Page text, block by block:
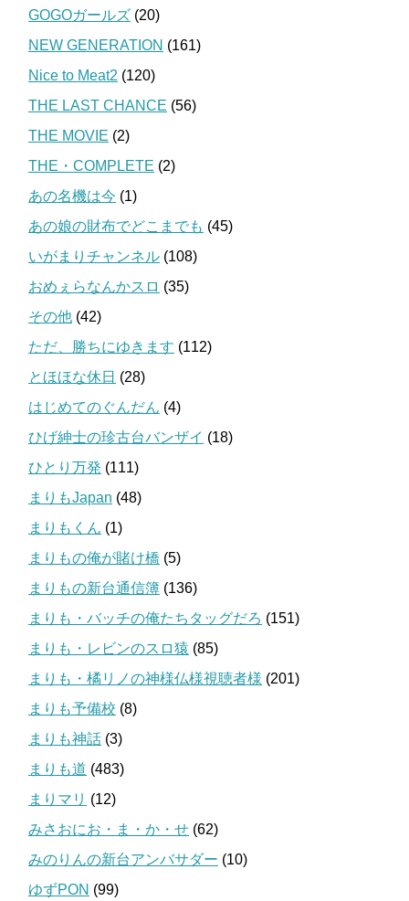
GOGOガールズ (20)
NEW GENERATION (161)
Nice to Meat2 (120)
THE LAST CHANCE (56)
THE MOVIE (2)
THE・COMPLETE (2)
あの名機は今 (1)
あの娘の財布でどこまでも (45)
いがまりチャンネル (108)
おめぇらなんかスロ (35)
その他 (42)
ただ、勝ちにゆきます (112)
とほほな休日 (28)
はじめてのぐんだん (4)
ひげ紳士の珍古台バンザイ (18)
ひとり万発 (111)
まりもJapan (48)
まりもくん (1)
まりもの俺が賭け橋 (5)
まりもの新台通信簿 (136)
まりも・バッチの俺たちタッグだろ (151)
まりも・レビンのスロ猿 (85)
まりも・橘リノの神様仏様視聴者様 (201)
まりも予備校 (8)
まりも神話 (3)
まりも道 (483)
まりマリ (12)
みさおにお・ま・か・せ (62)
みのりんの新台アンバサダー (10)
ゆずPON (99)